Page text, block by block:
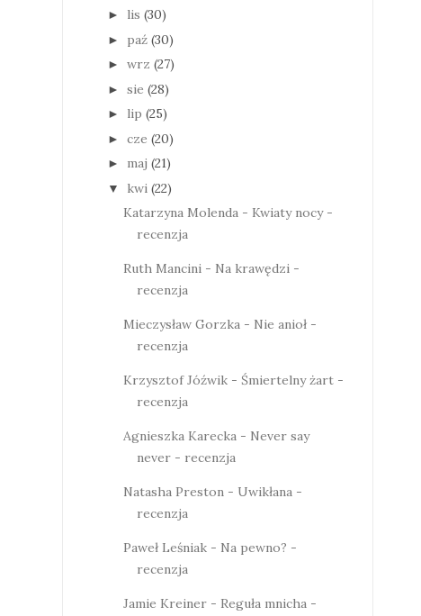
► lis (30)
► paź (30)
► wrz (27)
► sie (28)
► lip (25)
► cze (20)
► maj (21)
▼ kwi (22)
Katarzyna Molenda - Kwiaty nocy -
recenzja
Ruth Mancini - Na krawędzi -
recenzja
Mieczysław Gorzka - Nie anioł -
recenzja
Krzysztof Jóźwik - Śmiertelny żart -
recenzja
Agnieszka Karecka - Never say
never - recenzja
Natasha Preston - Uwikłana -
recenzja
Paweł Leśniak - Na pewno? -
recenzja
Jamie Kreiner - Reguła mnicha -